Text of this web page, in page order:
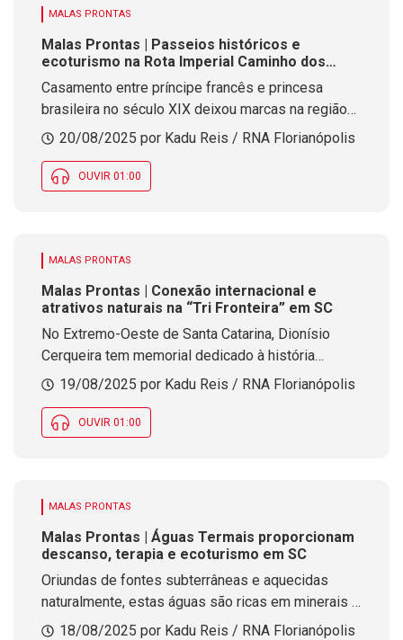
MALAS PRONTAS
Malas Prontas | Passeios históricos e
ecoturismo na Rota Imperial Caminho dos
Príncipes em SC
Casamento entre príncipe francês e princesa
brasileira no século XIX deixou marcas na região
Norte de Santa Catarina. Caminho turístico foi
20/08/2025 por Kadu Reis / RNA Florianópolis
OUVIR 01:00
MALAS PRONTAS
Malas Prontas | Conexão internacional e
atrativos naturais na “Tri Fronteira” em SC
No Extremo-Oeste de Santa Catarina, Dionísio
Cerqueira tem memorial dedicado à história
fronteiriça e ecoturismo, além da facilidade de ida
19/08/2025 por Kadu Reis / RNA Florianópolis
OUVIR 01:00
MALAS PRONTAS
Malas Prontas | Águas Termais proporcionam
descanso, terapia e ecoturismo em SC
Oriundas de fontes subterrâneas e aquecidas
naturalmente, estas águas são ricas em minerais e
possuem propriedades terapêuticas utilizadas em
18/08/2025 por Kadu Reis / RNA Florianópolis